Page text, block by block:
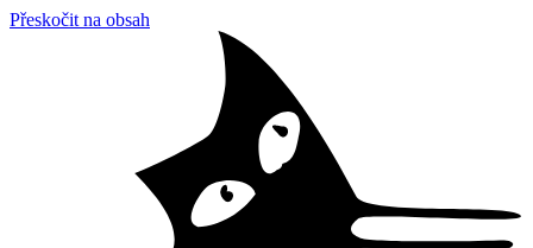
Přeskočit na obsah